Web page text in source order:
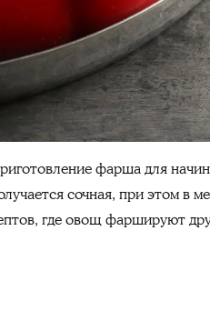
фарша для
сочная, при этом
где овощ фаршируют